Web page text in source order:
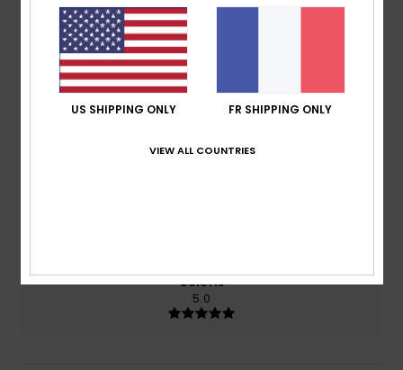
basé sur2 avis vérifiés
100% de nos clients recommandent ce produit
Coloris
5.0
US SHIPPING ONLY FR SHIPPING ONLY
VIEW ALL COUNTRIES